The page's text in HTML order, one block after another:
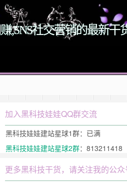
,SNS社交营销的最新干
加入黑科技娃娃QQ群交流
黑科技娃娃建站星球1群：已满
黑科技娃娃建站星球2群：813211418
更多黑科技干货，请关注我的公众